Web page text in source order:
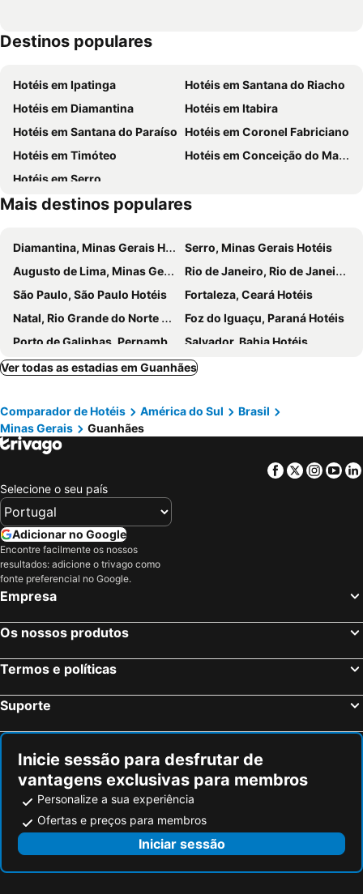
Destinos populares
Hotéis em Ipatinga
Hotéis em Santana do Riacho
Hotéis em Diamantina
Hotéis em Itabira
Hotéis em Santana do Paraíso Hotéis em Coronel Fabriciano
Hotéis em Timóteo
Hotéis em Conceição do Mato Dentro
Hotéis em Serro
Mais destinos populares
Diamantina, Minas Gerais Hotéis
Serro, Minas Gerais Hotéis
Augusto de Lima, Minas Gerais Hotéis
Rio de Janeiro, Rio de Janeiro Hotéis
São Paulo, São Paulo Hotéis
Fortaleza, Ceará Hotéis
Natal, Rio Grande do Norte Hotéis
Foz do Iguaçu, Paraná Hotéis
Porto de Galinhas, Pernambuco Hotéis
Salvador, Bahia Hotéis
Maceió, Alagoas Hotéis
Porto Seguro, Bahia Hotéis
Ver todas as estadias em Guanhães
Comparador de Hotéis América do Sul
Brasil
Minas Gerais
Guanhães
Facebook
Twitter
Selecione o seu país
Adicionar no Google
Encontre facilmente os nossos
resultados: adicione o trivago como
fonte preferencial no Google.
Empresa
Os nossos produtos
Termos e políticas
Suporte
Inicie sessão para desfrutar de
vantagens exclusivas para membros
Personalize a sua experiência
Ofertas e preços para membros
Iniciar sessão